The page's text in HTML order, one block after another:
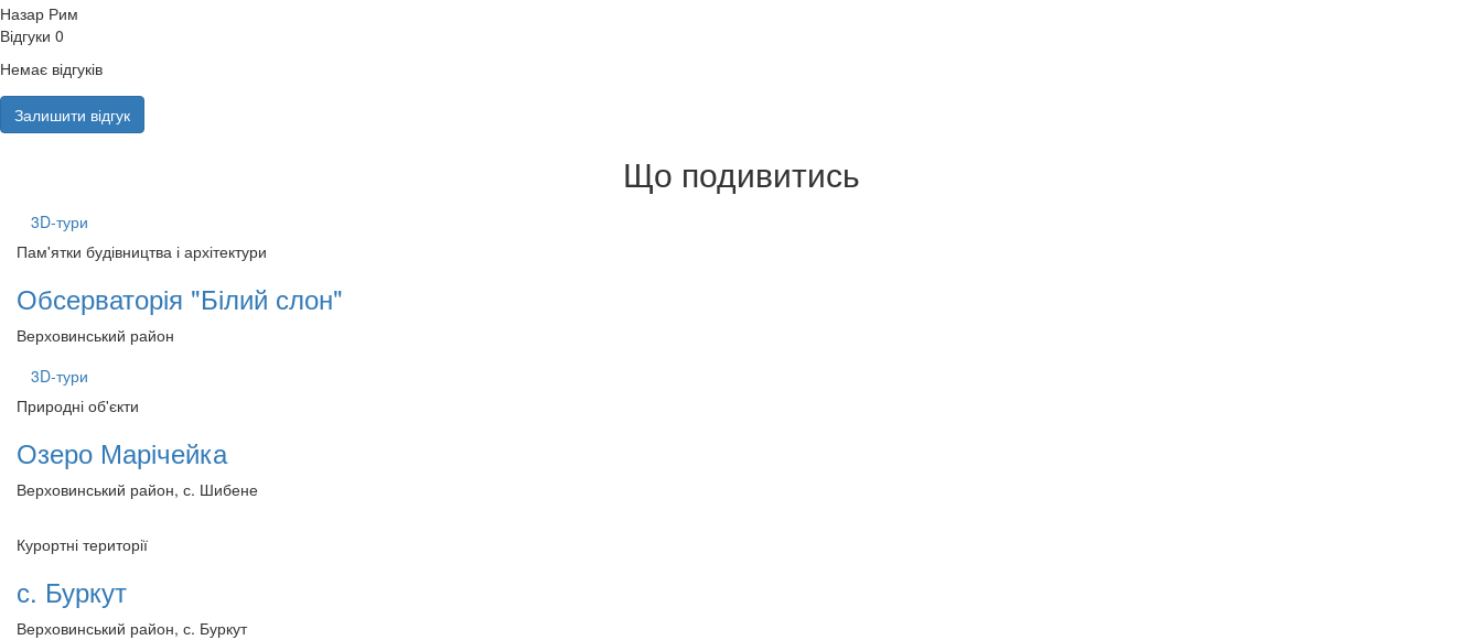
Назар Рим
Відгуки 0
Немає відгуків
Залишити відгук
Що подивитись
3D-тури
Пам'ятки будівництва і архітектури
Обсерваторія "Білий слон"
Верховинський район
3D-тури
Природні об'єкти
Озеро Марічейка
Верховинський район, с. Шибене
Курортні території
с. Буркут
Верховинський район, с. Буркут